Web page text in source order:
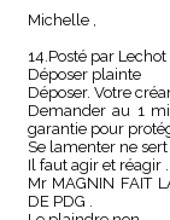
Michelle ,
14.Posté par
Déposer plainte
Déposer. Votre
Demander au 1
garantie pour
Se lamenter ne sert
Il faut agir et réagir .
Mr MAGNIN FAIT
DE PDG .